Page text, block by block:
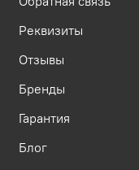
Реквизиты
Отзывы
Бренды
Гарантия
Блог